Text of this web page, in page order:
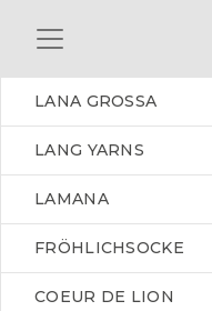
LANA GROSSA
LANG YARNS
LAMANA
FRÖHLICHSOCKE
COEUR DE LION